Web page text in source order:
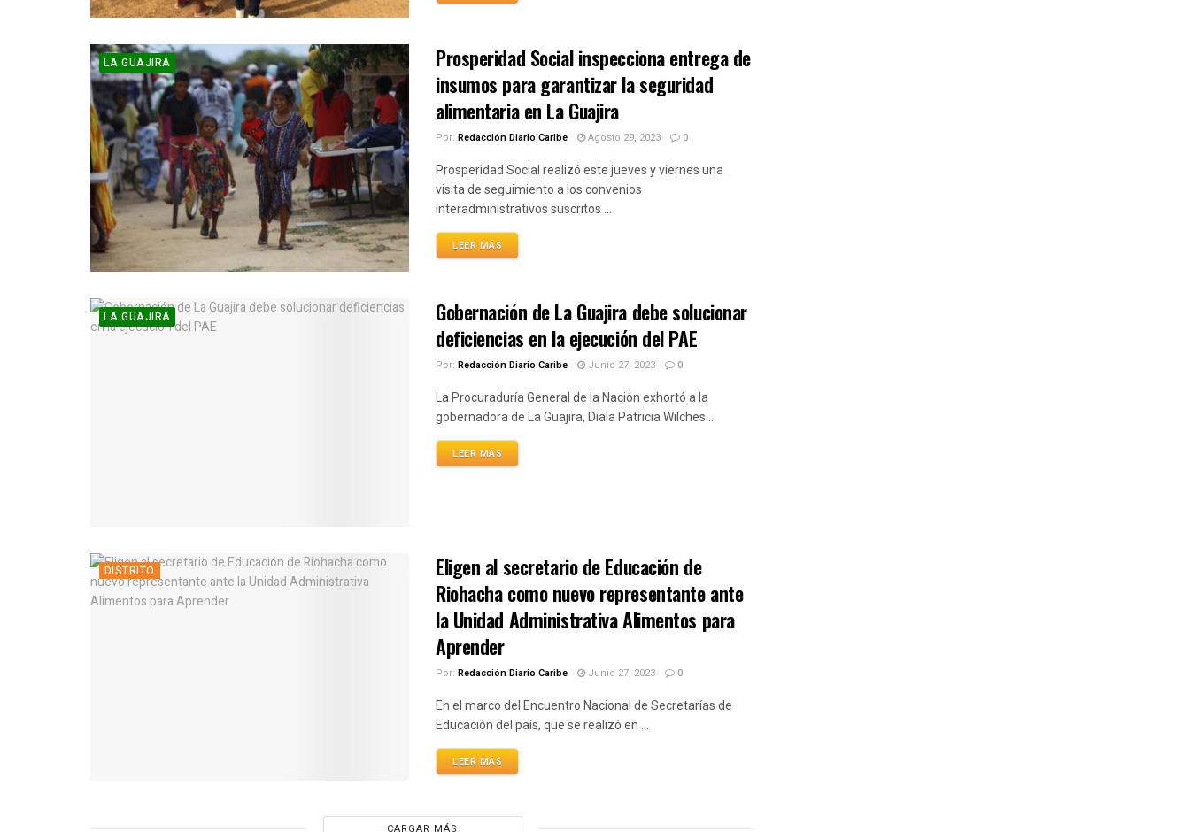
LA GUAJIRA
Prosperidad Social inspecciona entrega de
insumos para garantizar la seguridad
alimentaria en La Guajira
Por: Redacción Diario Caribe Agosto 29, 2023 0
Prosperidad Social realizó este jueves y viernes una
visita de seguimiento a los convenios
interadministrativos suscritos ...
LEER MÁS
LA GUAJIRA
Gobernación de La Guajira debe solucionar
deficiencias en la ejecución del PAE
Por: Redacción Diario Caribe Junio 27, 2023 0
La Procuraduría General de la Nación exhortó a la
gobernadora de La Guajira, Diala Patricia Wilches ...
LEER MÁS
DISTRITO
Eligen al secretario de Educación de
Riohacha como nuevo representante ante
la Unidad Administrativa Alimentos para
Aprender
Por: Redacción Diario Caribe Junio 27, 2023 0
En el marco del Encuentro Nacional de Secretarías de
Educación del país, que se realizó en ...
LEER MÁS
CARGAR MÁS